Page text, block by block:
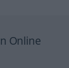
Online